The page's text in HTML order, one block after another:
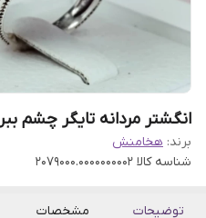
انگشتر مردانه تایگر چشم ببر
برند: هخامنش
شناسه کالا 2079000.0000000002
توضیحات مشخصات